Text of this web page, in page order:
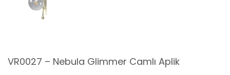
VR0027 – Nebula Glimmer Camlı Aplik